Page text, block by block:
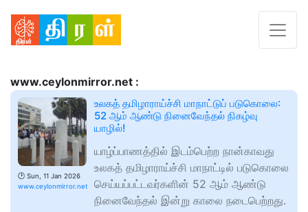
www.ceylonmirror.net :
🕑 Sun, 11 Jan 2026
www.ceylonmirror.net
உலகத் தமிழாராய்ச்சி மாநாட்டுப் படுகொலை:
52 ஆம் ஆண்டு நினைவேந்தல் நிகழ்வு
யாழில்!
யாழ்ப்பாணத்தில் இடம்பெற்ற நான்காவது
உலகத் தமிழாராய்ச்சி மாநாட்டில் படுகொலை
செய்யப்பட்டவர்களின் 52 ஆம் ஆண்டு
நினைவேந்தல் இன்று காலை நடைபெற்றது.